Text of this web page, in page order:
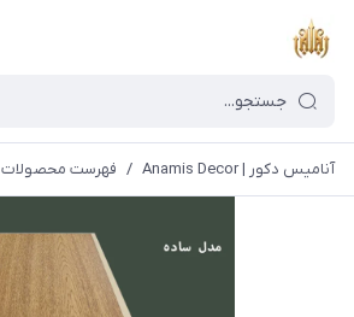
آنامیس دکور | Anamis Decor / فهرست محصولات